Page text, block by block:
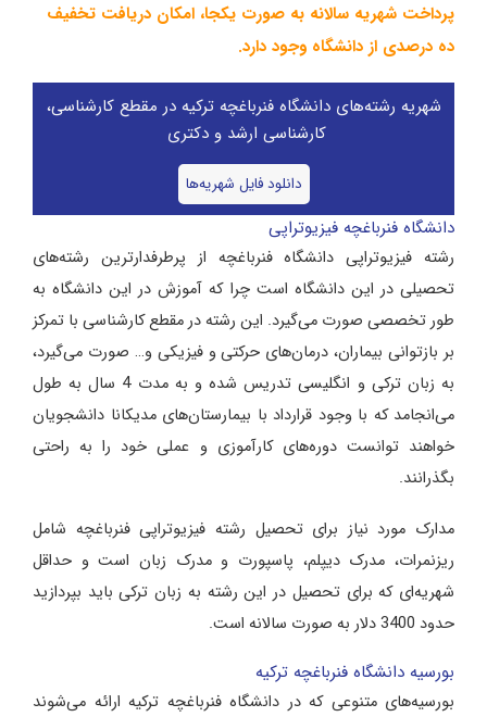
پرداخت شهریه سالانه به صورت یکجا، امکان دریافت تخفیف
ده درصدی از دانشگاه وجود دارد.
شهریه رشته‌های دانشگاه فنرباغچه ترکیه در مقطع کارشناسی،
کارشناسی ارشد و دکتری
دانلود فایل شهریه‌ها
دانشگاه فنرباغچه فیزیوتراپی
رشته فیزیوتراپی دانشگاه فنرباغچه از پرطرفدارترین رشته‌های
تحصیلی در این دانشگاه است چرا که آموزش در این دانشگاه به
طور تخصصی صورت می‌گیرد. این رشته در مقطع کارشناسی با تمرکز
بر بازتوانی بیماران، درمان‌های حرکتی و فیزیکی و… صورت می‌گیرد،
به زبان ترکی و انگلیسی تدریس شده و به مدت 4 سال به طول
می‌انجامد که با وجود قرارداد با بیمارستان‌های مدیکانا دانشجویان
خواهند توانست دوره‌های کارآموزی و عملی خود را به راحتی
بگذرانند.
مدارک مورد نیاز برای تحصیل رشته فیزیوتراپی فنرباغچه شامل
ریزنمرات، مدرک دیپلم، پاسپورت و مدرک زبان است و حداقل
شهریه‌ای که برای تحصیل در این رشته به زبان ترکی باید بپردازید
حدود 3400 دلار به صورت سالانه است.
بورسیه دانشگاه فنرباغچه ترکیه
بورسیه‌های متنوعی که در دانشگاه فنرباغچه ترکیه ارائه می‌شوند